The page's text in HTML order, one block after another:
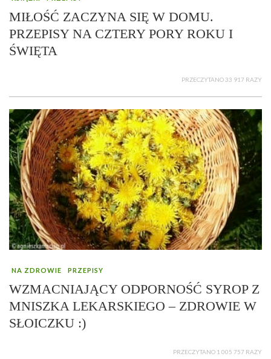
MIŁOŚĆ ZACZYNA SIĘ W DOMU.
PRZEPISY NA CZTERY PORY ROKU I
ŚWIĘTA
PRZECZYTANO 33 917 RAZY
NA ZDROWIE PRZEPISY
WZMACNIAJĄCY ODPORNOŚĆ SYROP Z
MNISZKA LEKARSKIEGO – ZDROWIE W
SŁOICZKU :)
PRZECZYTANO 1 005 757 RAZY